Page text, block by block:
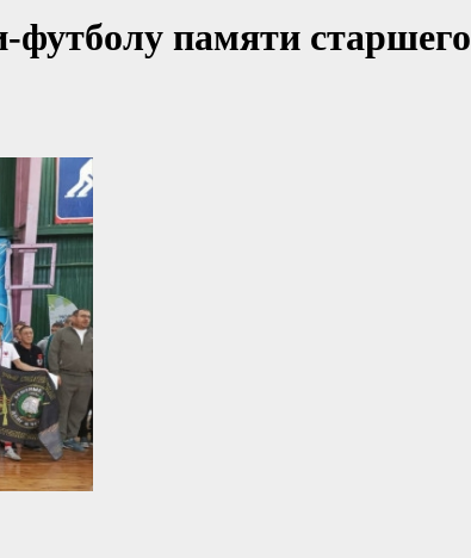
памяти старшего